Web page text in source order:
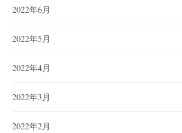
2022年6月
2022年5月
2022年4月
2022年3月
2022年2月